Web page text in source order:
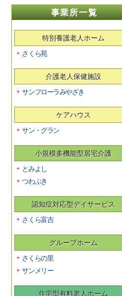
事業所一覧
特別養護老人ホーム
さくら苑
介護老人保健施設
サンフローラみやざき
ケアハウス
サン・グラン
小規模多機能型居宅介護
とみよし
つわぶき
認知症対応型デイサービス
さくら富吉
グループホーム
さくらの里
サンメリー
住宅型有料老人ホーム